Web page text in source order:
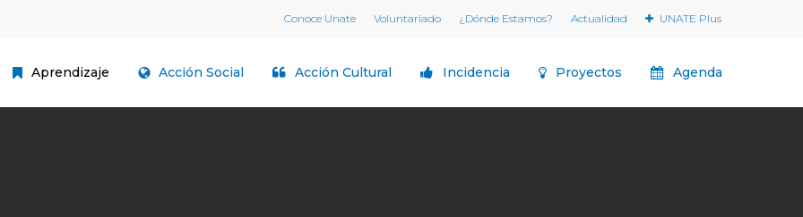
Conoce Unate Voluntariado ¿Dónde Estamos? Actualidad UNATE Plus
Aprendizaje Acción Social Acción Cultural Incidencia Proyectos Agenda